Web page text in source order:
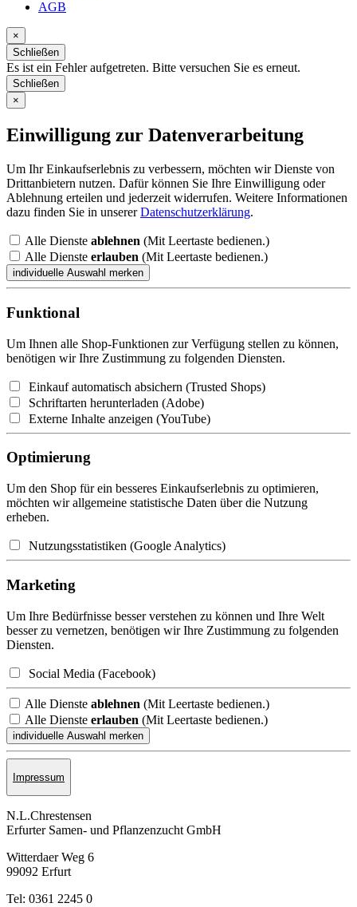
AGB
×
Schließen
Es ist ein Fehler aufgetreten. Bitte versuchen Sie es erneut.
Schließen
×
Einwilligung zur Datenverarbeitung
Um Ihr Einkaufserlebnis zu verbessern, möchten wir Dienste von
Drittanbietern nutzen. Dafür können Sie Ihre Einwilligung oder
Ablehnung erteilen und jederzeit widerrufen. Weitere Informationen
dazu finden Sie in unsererDatenschutzerklärung.
Alle Dienste ablehnen (Mit Leertaste bedienen.)
Alle Dienste erlauben (Mit Leertaste bedienen.)
Funktional
Um Ihnen alle Shop-Funktionen zur Verfügung stellen zu können,
benötigen wir Ihre Zustimmung zu folgenden Diensten.
Einkauf automatisch absichern (Trusted Shops)
Schriftarten herunterladen (Adobe)
Externe Inhalte anzeigen (YouTube)
Optimierung
Um den Shop für ein besseres Einkaufserlebnis zu optimieren,
möchten wir allgemeine statistische Daten über die Nutzung
erheben.
Nutzungsstatistiken (Google Analytics)
Marketing
Um Ihre Bedürfnisse besser verstehen zu können und Ihre Welt
besser zu vernetzen, benötigen wir Ihre Zustimmung zu folgenden
Diensten.
Social Media (Facebook)
Alle Dienste ablehnen (Mit Leertaste bedienen.)
Alle Dienste erlauben (Mit Leertaste bedienen.)
Impressum
N.L.Chrestensen
Erfurter Samen- und Pflanzen­zucht GmbH
Witterdaer Weg 6
99092 Erfurt
Tel: 0361 2245 0